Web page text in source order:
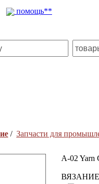
помощь**
/ Запчасти для
A-02 Yarn